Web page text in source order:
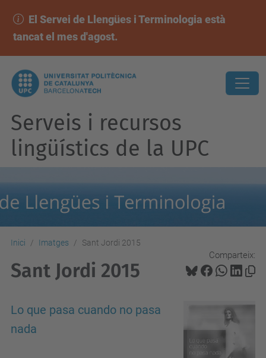
El Servei de Llengües i Terminologia està
tancat el mes d'agost.
Serveis i recursos
lingüístics de la UPC
Inici Imatges Sant Jordi 2015
Comparteix:
Sant Jordi 2015
Lo que pasa cuando no pasa
nada